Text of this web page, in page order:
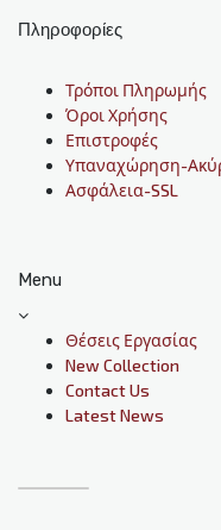
Πληροφορίες
Τρόποι Πληρωμής
Όροι Χρήσης
Επιστροφές
Υπαναχώρηση-
Ασφάλεια-SSL
Menu
Θέσεις Εργασίας
New Collection
Contact Us
Latest News